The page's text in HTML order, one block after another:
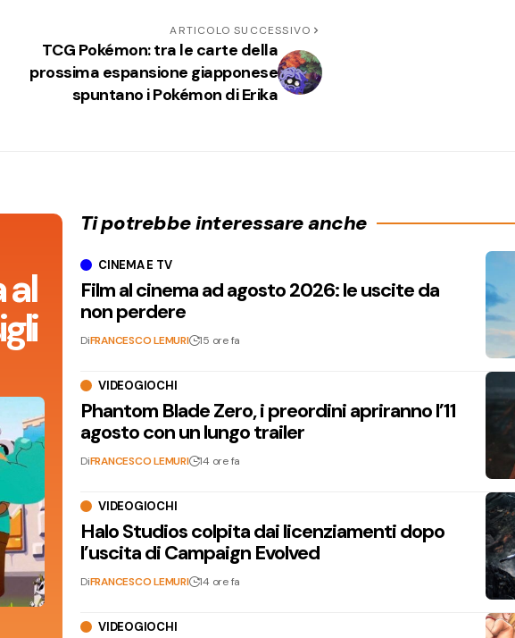
ARTICOLO SUCCESSIVO
TCG Pokémon: tra le carte della
prossima espansione giapponese
spuntano i Pokémon di Erika
al
Ti potrebbe interessare anche
CINEMA E TV
Film al cinema ad agosto 2026: le uscite da
non perdere
DiFRANCESCO LEMURI 15 ore fa
VIDEOGIOCHI
Phantom Blade Zero, i preordini apriranno l’11
agosto con un lungo trailer
DiFRANCESCO LEMURI 14 ore fa
VIDEOGIOCHI
Halo Studios colpita dai licenziamenti dopo
l’uscita di Campaign Evolved
DiFRANCESCO LEMURI 14 ore fa
VIDEOGIOCHI